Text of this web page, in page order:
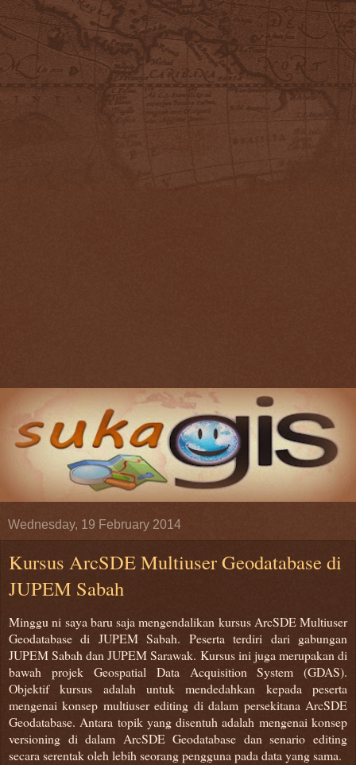
Wednesday, 19 February 2014
Kursus ArcSDE Multiuser Geodatabase di
JUPEM Sabah
Minggu ni saya baru saja mengendalikan kursus ArcSDE Multiuser
Geodatabase di JUPEM Sabah. Peserta terdiri dari gabungan
JUPEM Sabah dan JUPEM Sarawak. Kursus ini juga merupakan di
bawah projek Geospatial Data Acquisition System (GDAS).
Objektif kursus adalah untuk mendedahkan kepada peserta
mengenai konsep multiuser editing di dalam persekitana ArcSDE
Geodatabase. Antara topik yang disentuh adalah mengenai konsep
versioning di dalam ArcSDE Geodatabase dan senario editing
secara serentak oleh lebih seorang pengguna pada data yang sama.